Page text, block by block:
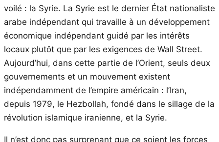
voilé : la Syrie. La Syrie est le dernier État nationaliste
arabe indépendant qui travaille à un développement
économique indépendant guidé par les intérêts
locaux plutôt que par les exigences de Wall Street.
Aujourd’hui, dans cette partie de l’Orient, seuls deux
gouvernements et un mouvement existent
indépendamment de l’empire américain : l’Iran,
depuis 1979, le Hezbollah, fondé dans le sillage de la
révolution islamique iranienne, et la Syrie.
Il n’est donc pas surprenant que ce soient les forces